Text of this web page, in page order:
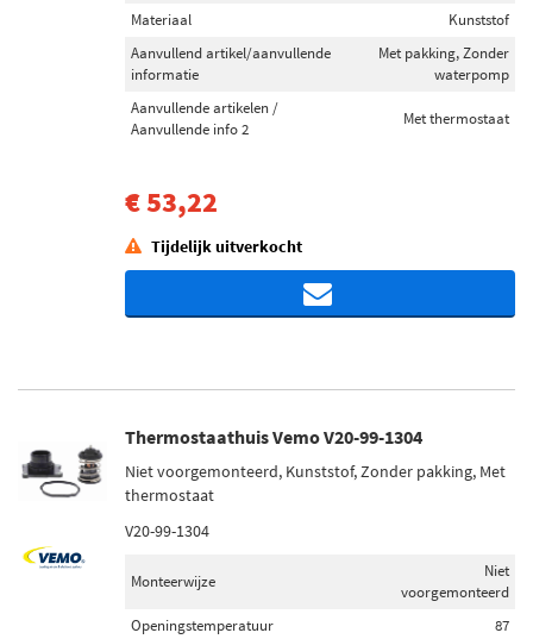
Materiaal
Kunststof
Aanvullend artikel/aanvullende
informatie
Met pakking, Zonder
waterpomp
Aanvullende artikelen /
Aanvullende info 2
Met thermostaat
€ 53,22
Tijdelijk uitverkocht
Thermostaathuis Vemo V20-99-1304
Niet voorgemonteerd, Kunststof, Zonder pakking, Met
thermostaat
V20-99-1304
Monteerwijze
Niet
voorgemonteerd
Openingstemperatuur
87